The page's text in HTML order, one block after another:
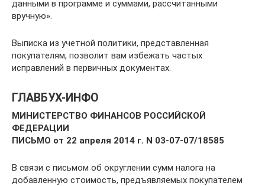
данными в программе и суммами, рассчитанными
вручную».
Выписка из учетной политики, представленная
покупателям, позволит вам избежать частых
исправлений в первичных документах.
ГЛАВБУХ-ИНФО
МИНИСТЕРСТВО ФИНАНСОВ РОССИЙСКОЙ
ФЕДЕРАЦИИ
ПИСЬМО от 22 апреля 2014 г. N 03-07-07/18585
В связи с письмом об округлении сумм налога на
добавленную стоимость, предъявляемых покупателем